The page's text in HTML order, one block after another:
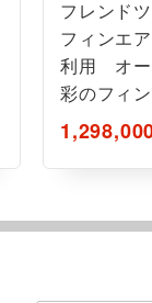
フレンド
フィンエ
利用 オ
彩のフィ